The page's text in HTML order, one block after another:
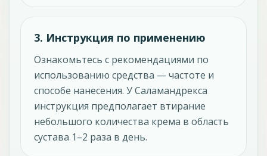
3. Инструкция по применению
Ознакомьтесь с рекомендациями по
использованию средства — частоте и
способе нанесения. У Саламандрекса
инструкция предполагает втирание
небольшого количества крема в область
сустава 1–2 раза в день.